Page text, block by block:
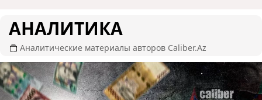
АНАЛИТИКА
Аналитические материалы авторов Caliber.Az